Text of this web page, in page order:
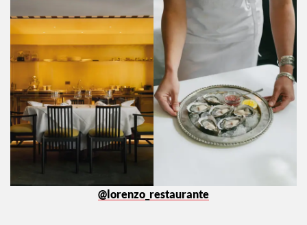
@lorenzo_restaurante